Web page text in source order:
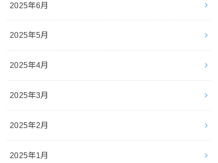
2025年6月
2025年5月
2025年4月
2025年3月
2025年2月
2025年1月